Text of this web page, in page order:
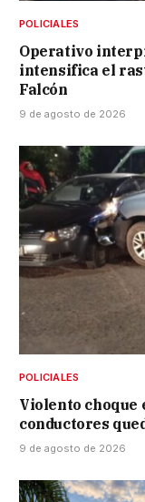
POLICIALES
Operativo
intensifica el
Falcón
9 de agosto de 2026
POLICIALES
Violento choque
conductores
9 de agosto de 2026